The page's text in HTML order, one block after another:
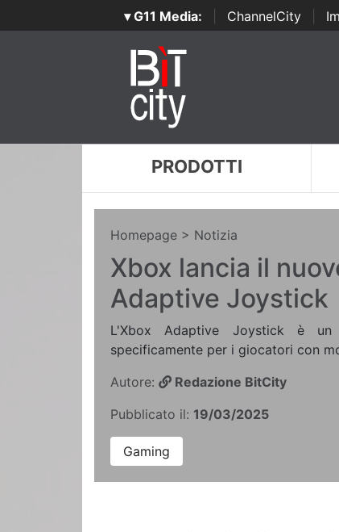
▾ G11 Media: ChannelCity
PRODOTTI
Homepage > Notizia
Xbox lancia il
Adaptive Joystick
L'Xbox Adaptive Joystick è un
specificamente per i giocatori con
Autore:
Redazione BitCity
Pubblicato il: 19/03/2025
Gaming